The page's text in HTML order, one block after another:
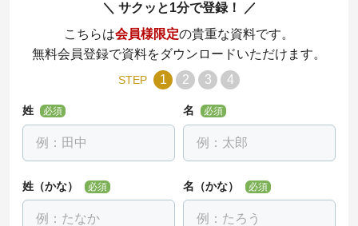
サクッと1分で登録！
こちらは会員様限定の貴重な資料です。
無料会員登録で資料をダウンロードいただけます。
STEP 1 2 3 4
姓 必須 名 必須
姓（かな） 必須 名（かな） 必須